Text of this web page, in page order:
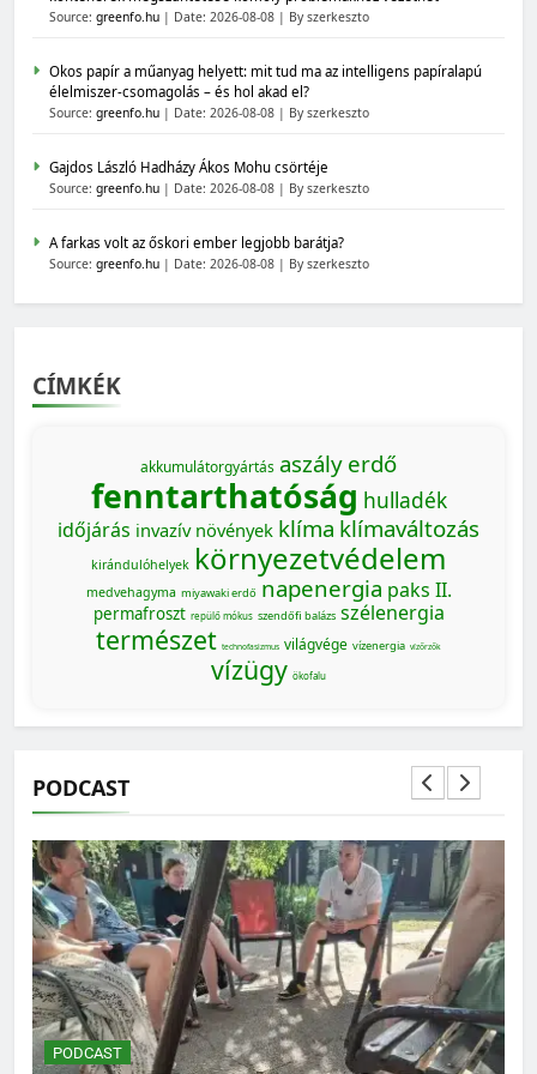
Source: greenfo.hu Date: 2026-08-08 By szerkeszto
Okos papír a műanyag helyett: mit tud ma az intelligens papíralapú
élelmiszer-csomagolás – és hol akad el?
Source: greenfo.hu Date: 2026-08-08 By szerkeszto
Gajdos László Hadházy Ákos Mohu csörtéje
Source: greenfo.hu Date: 2026-08-08 By szerkeszto
A farkas volt az őskori ember legjobb barátja?
Source: greenfo.hu Date: 2026-08-08 By szerkeszto
CÍMKÉK
akkumulátorgyártás aszály erdő
fenntarthatóság hulladék
időjárás invazív növények klíma klímaváltozás
kirándulóhelyek környezetvédelem
medvehagyma miyawaki erdő napenergia paks II.
permafroszt repülő mókus szendőfi balázs szélenergia
természet technofasizmus világvége vízenergia vízőrzők
vízügy ökofalu
PODCAST
PODCAST
MAGYARORSZÁG SZÁMOKBAN
Magyarország számokban: a nők szerepvállalása a
közéletben